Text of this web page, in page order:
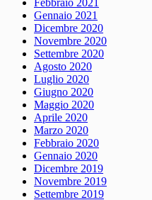
Febbraio 2021
Gennaio 2021
Dicembre 2020
Novembre 2020
Settembre 2020
Agosto 2020
Luglio 2020
Giugno 2020
Maggio 2020
Aprile 2020
Marzo 2020
Febbraio 2020
Gennaio 2020
Dicembre 2019
Novembre 2019
Settembre 2019